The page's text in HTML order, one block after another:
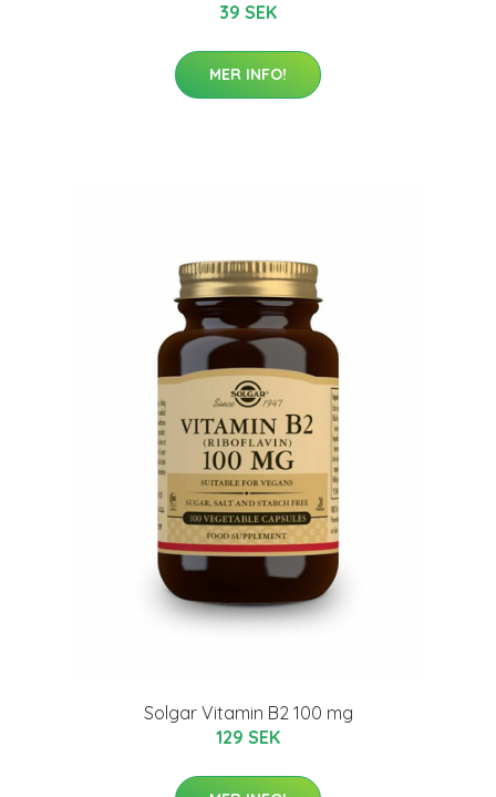
39 SEK
MER INFO!
Solgar Vitamin B2 100 mg
129 SEK